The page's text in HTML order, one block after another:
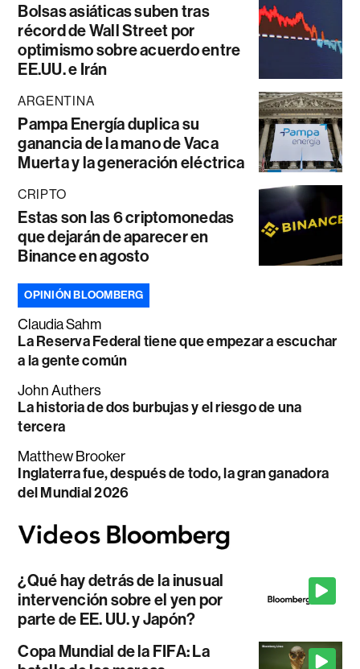
Bolsas asiáticas suben tras
récord de Wall Street por
optimismo sobre acuerdo entre
EE.UU. e Irán
ARGENTINA
Pampa Energía duplica su
ganancia de la mano de Vaca
Muerta y la generación eléctrica
CRIPTO
Estas son las 6 criptomonedas
que dejarán de aparecer en
Binance en agosto
OPINIÓN BLOOMBERG
Claudia Sahm
La Reserva Federal tiene que empezar a escuchar
a la gente común
John Authers
La historia de dos burbujas y el riesgo de una
tercera
Matthew Brooker
Inglaterra fue, después de todo, la gran ganadora
del Mundial 2026
¿Qué hay detrás de la inusual
intervención sobre el yen por
parte de EE. UU. y Japón?
Copa Mundial de la FIFA: La